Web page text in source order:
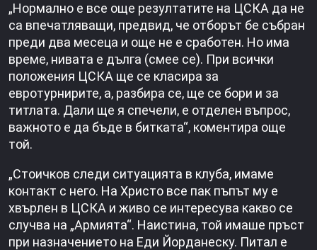
„Нормално е все още резултатите на ЦСКА да не
са впечатляващи, предвид, че отборът бе събран
преди два месеца и още не е сработен. Но има
време, нивата е дълга (смее се). При всички
положения ЦСКА ще се класира за
евротурнирите, а, разбира се, ще се бори и за
титлата. Дали ще я спечели, е отделен въпрос,
важното е да бъде в битката“, коментира още
той.
„Стоичков следи ситуацията в клуба, имаме
контакт с него. На Христо все пак пъпът му е
хвърлен в ЦСКА и живо се интересува какво се
случва на „Армията“. Наистина, той имаше пръст
при назначението на Еди Йорданеску. Питал е